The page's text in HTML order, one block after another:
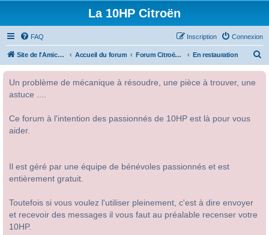
La 10HP Citroën
FAQ Connexion
Inscription
Site de l'Amicale Citroën 10HP Accueil du forum Forum Citroën 10HP En restauration
Un problème de mécanique à résoudre, une pièce à trouver, une
astuce ....
Ce forum à l'intention des passionnés de 10HP est là pour vous
aider.
Il est géré par une équipe de bénévoles passionnés et est
entièrement gratuit.
Toutefois si vous voulez l'utiliser pleinement, c'est à dire envoyer
et recevoir des messages il vous faut au préalable recenser votre
10HP.